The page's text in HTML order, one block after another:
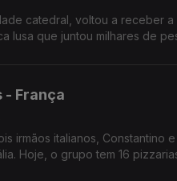
catedral, voltou a receber a
lusa que juntou milhares de
- França
irmãos italianos, Constantino
Hoje, o grupo tem 16